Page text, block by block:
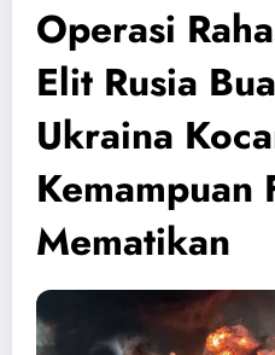
Operasi
Elit Rusia
Ukraina
Kemampuan
Mematikan